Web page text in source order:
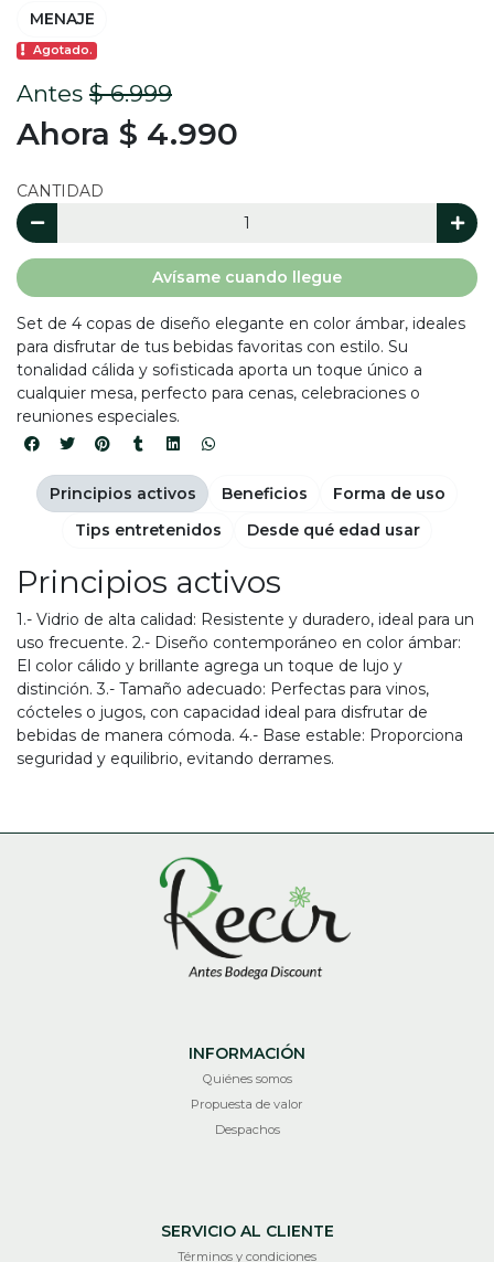
MENAJE
Agotado.
Antes $ 6.999
Ahora $ 4.990
CANTIDAD
Avísame cuando llegue
Set de 4 copas de diseño elegante en color ámbar, ideales
para disfrutar de tus bebidas favoritas con estilo. Su
tonalidad cálida y sofisticada aporta un toque único a
cualquier mesa, perfecto para cenas, celebraciones o
reuniones especiales.
Principios activos
1.- Vidrio de alta calidad: Resistente y duradero, ideal para un
uso frecuente. 2.- Diseño contemporáneo en color ámbar:
El color cálido y brillante agrega un toque de lujo y
distinción. 3.- Tamaño adecuado: Perfectas para vinos,
cócteles o jugos, con capacidad ideal para disfrutar de
bebidas de manera cómoda. 4.- Base estable: Proporciona
seguridad y equilibrio, evitando derrames.
Principios activos Beneficios
Forma de uso
Tips entretenidos
Desde qué edad usar
INFORMACIÓN
Quiénes somos
Propuesta de valor
Despachos
SERVICIO AL CLIENTE
Términos y condiciones